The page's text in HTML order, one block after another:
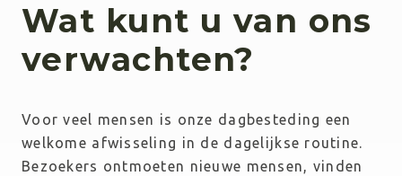
Wat kunt u van ons
verwachten?
Voor veel mensen is onze dagbesteding een
welkome afwisseling in de dagelijkse routine.
Bezoekers ontmoeten nieuwe mensen, vinden